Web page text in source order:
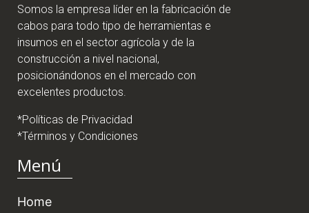
Somos la empresa líder en la fabricación de
cabos para todo tipo de herramientas e
insumos en el sector agrícola y de la
construcción a nivel nacional,
posicionándonos en el mercado con
excelentes productos.
*Políticas de Privacidad
*Términos y Condiciones
Menú
Home